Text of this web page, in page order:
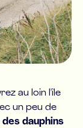
au loin l'île
un peu de
dauphins